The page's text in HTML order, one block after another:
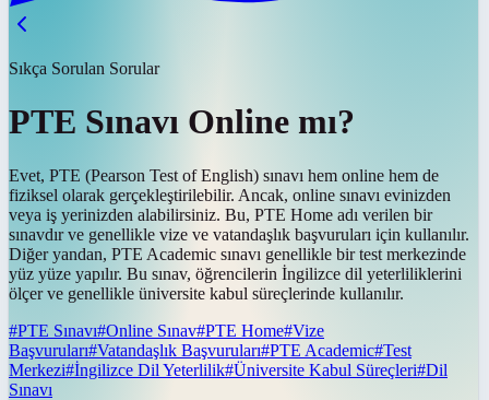
Sıkça Sorulan Sorular
PTE Sınavı Online mı?
Evet, PTE (Pearson Test of English) sınavı hem online hem de
fiziksel olarak gerçekleştirilebilir. Ancak, online sınavı evinizden
veya iş yerinizden alabilirsiniz. Bu, PTE Home adı verilen bir
sınavdır ve genellikle vize ve vatandaşlık başvuruları için kullanılır.
Diğer yandan, PTE Academic sınavı genellikle bir test merkezinde
yüz yüze yapılır. Bu sınav, öğrencilerin İngilizce dil yeterliliklerini
ölçer ve genellikle üniversite kabul süreçlerinde kullanılır.
#PTE Sınavı#Online Sınav#PTE Home#Vize
Başvuruları#Vatandaşlık Başvuruları#PTE Academic#Test
Merkezi#İngilizce Dil Yeterlilik#Üniversite Kabul Süreçleri#Dil
Sınavı